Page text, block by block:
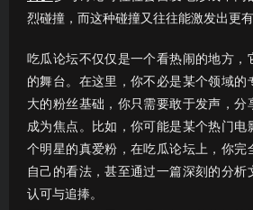
烈碰撞，而这种碰撞又往往能激发出更
吃瓜论坛不仅仅是一个看热闹的地方，
的舞台。在这里，你不必是某个领域的
大的粉丝基础，你只需要敢于发声，分
成为焦点。比如，你可能是某个热门电
个明星的真爱粉，在吃瓜论坛上，你完
自己的看法，甚至通过一篇深刻的分析
认可与追捧。